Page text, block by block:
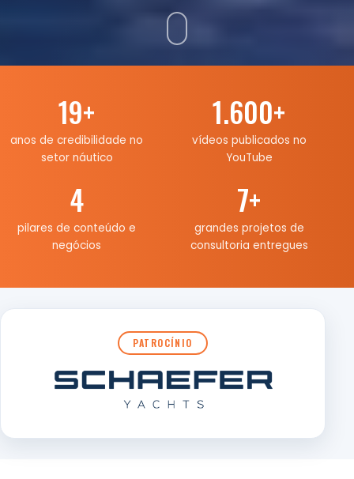
19+
anos de credibilidade no
setor náutico
1.600+
vídeos publicados no
YouTube
4
pilares de conteúdo e
negócios
7+
grandes projetos de
consultoria entregues
PATROCÍNIO